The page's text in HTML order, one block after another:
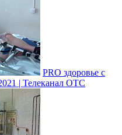
PRO здоровье с
| Телеканал ОТС